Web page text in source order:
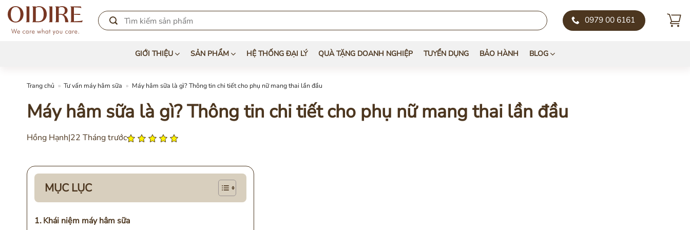
Chuyển
đến
0979 00 6161
GIỚI THIỆU SẢN PHẨM HỆ THỐNG ĐẠI LÝ QUÀ TẶNG DOANH NGHIỆP TUYỂN DỤNG BẢO HÀNH BLOG
Trang chủ » Tư vấn máy hâm sữa » Máy hâm sữa là gì? Thông tin chi tiết cho phụ nữ mang thai lần đầu
Máy hâm sữa là gì? Thông tin chi tiết cho phụ nữ mang thai lần đầu
Hồng Hạnh|22 Tháng trước
MỤC LỤC
Khái niệm máy hâm sữa